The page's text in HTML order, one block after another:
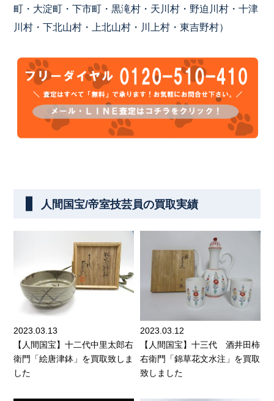
町・大淀町・下市町・黒滝村・天川村・野迫川村・十津
川村・下北山村・上北山村・川上村・東吉野村）
人間国宝/帝室技芸員の買取実績
2023.03.13
【人間国宝】十二代中里太郎右
衛門「絵唐津鉢」を買取致しま
した
2023.03.12
【人間国宝】十三代 酒井田柿
右衛門「錦草花文水注」を買取
致しました